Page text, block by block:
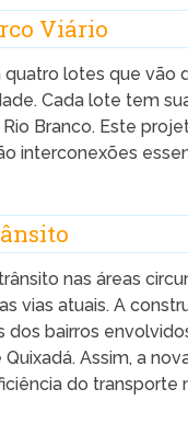
Viário
lotes que vão
Cada lote tem
Branco. Este
interconexões
nas áreas
vias atuais. A
bairros
Assim, a
do transporte